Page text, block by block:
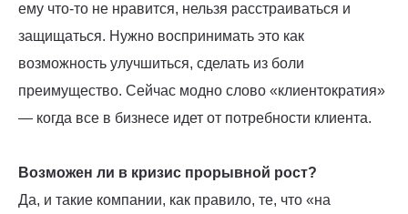
ему что-то не нравится, нельзя расстраиваться и
защищаться. Нужно воспринимать это как
возможность улучшиться, сделать из боли
преимущество. Сейчас модно слово «клиентократия»
— когда все в бизнесе идет от потребности клиента.
Возможен ли в кризис прорывной рост?
Да, и такие компании, как правило, те, что «на